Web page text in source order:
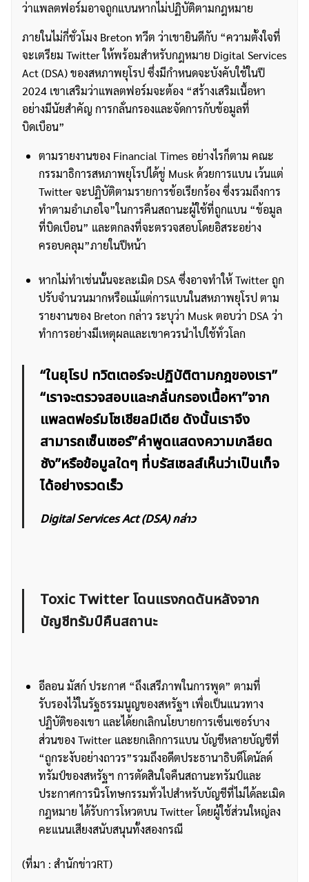
ว่าแพลตฟอร์มอาจถูกแบนหากไม่ปฏิบัติตามกฎหมาย
ภายในไม่กี่ชั่วโมง Breton ทวีต ว่าเขายินดีกับ “ความตั้งใจที่
จะเตรียม Twitter ให้พร้อมสำหรับกฎหมาย Digital Services
Act (DSA) ของสหภาพยุโรป ซึ่งมีกำหนดจะบังคับใช้ในปี
2024 เขาเสริมว่าแพลตฟอร์มจะต้อง “สร้างเสริมเนื้อหา
อย่างมีนัยสำคัญ การกลั่นกรองและจัดการกับข้อมูลที่
บิดเบือน”
ตามรายงานของ Financial Times อย่างไรก็ตาม คณะ
กรรมาธิการสหภาพยุโรปได้ขู่ Musk ด้วยการแบน เว้นแต่
Twitter จะปฏิบัติตามรายการข้อเรียกร้อง ซึ่งรวมถึงการ
ทำตามอำเภอใจ”ในการคืนสถานะผู้ใช้ที่ถูกแบน “ข้อมูล
ที่บิดเบือน” และตกลงที่จะตรวจสอบโดยอิสระอย่าง
ครอบคลุม”ภายในปีหน้า
หากไม่ทำเช่นนั้นจะละเมิด DSA ซึ่งอาจทำให้ Twitter ถูก
ปรับจำนวนมากหรือแม้แต่การแบนในสหภาพยุโรป ตาม
รายงานของ Breton กล่าว ระบุว่า Musk ตอบว่า DSA ว่า
ทำการอย่างมีเหตุผลและเขาควรนำไปใช้ทั่วโลก
“ในยุโรป ทวิตเตอร์จะปฏิบัติตามกฎของเรา”
“เราจะตรวจสอบและกลั่นกรองเนื้อหา”จาก
แพลตฟอร์มโซเชียลมีเดีย ดังนั้นเราจึง
สามารถเซ็นเซอร์”คำพูดแสดงความเกลียด
ชัง”หรือข้อมูลใดๆ ที่บรัสเซลส์เห็นว่าเป็นเท็จ
ได้อย่างรวดเร็ว
Digital Services Act (DSA) กล่าว
Toxic Twitter โดนแรงกดดันหลังจาก
บัญชีทรัมป์คืนสถานะ
อีลอน มัสก์ ประกาศ “ถึงเสรีภาพในการพูด” ตามที่
รับรองไว้ในรัฐธรรมนูญของสหรัฐฯ เพื่อเป็นแนวทาง
ปฏิบัติของเขา และได้ยกเลิกนโยบายการเซ็นเซอร์บาง
ส่วนของ Twitter และยกเลิกการแบน บัญชีหลายบัญชีที่
“ถูกระงับอย่างถาวร”รวมถึงอดีตประธานาธิบดีโดนัลด์
ทรัมป์ของสหรัฐฯ การตัดสินใจคืนสถานะทรัมป์และ
ประกาศการนิรโทษกรรมทั่วไปสำหรับบัญชีที่ไม่ได้ละเมิด
กฎหมาย ได้รับการโหวตบน Twitter โดยผู้ใช้ส่วนใหญ่ลง
คะแนนเสียงสนับสนุนทั้งสองกรณี
(ที่มา : สำนักข่าวRT)